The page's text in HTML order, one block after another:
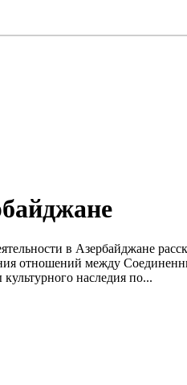
в Азербайджане
отношений между
наследия по...